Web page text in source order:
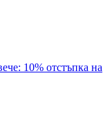
10% отстъпка на